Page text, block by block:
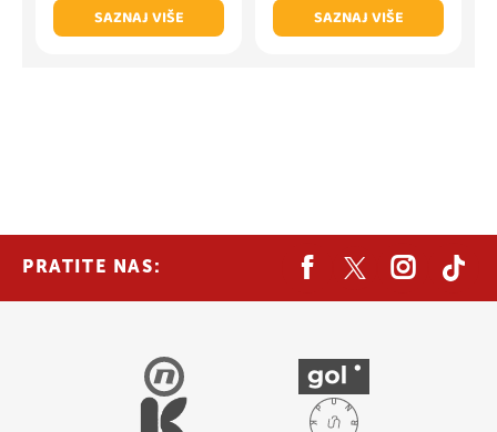
SAZNAJ VIŠE
SAZNAJ VIŠE
PRATITE NAS: